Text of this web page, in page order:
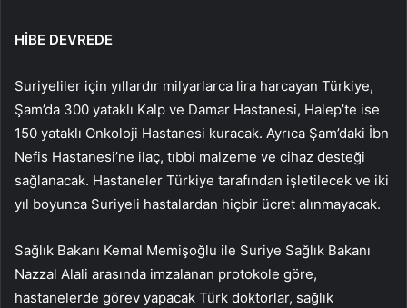
HİBE DEVREDE
Suriyeliler için yıllardır milyarlarca lira harcayan Türkiye,
Şam’da 300 yataklı Kalp ve Damar Hastanesi, Halep’te ise
150 yataklı Onkoloji Hastanesi kuracak. Ayrıca Şam’daki İbn
Nefis Hastanesi’ne ilaç, tıbbi malzeme ve cihaz desteği
sağlanacak. Hastaneler Türkiye tarafından işletilecek ve iki
yıl boyunca Suriyeli hastalardan hiçbir ücret alınmayacak.
Sağlık Bakanı Kemal Memişoğlu ile Suriye Sağlık Bakanı
Nazzal Alali arasında imzalanan protokole göre,
hastanelerde görev yapacak Türk doktorlar, sağlık